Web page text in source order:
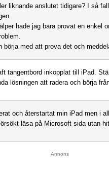
liknande anslutet tidigare? I så
hade jag bara provat en enkel
börja med att prova det och
tangentbord inkopplat till iPad.
lösningen att radera och börja
och återstartat min iPad men i
läsa på Microsoft sida utan
Annons